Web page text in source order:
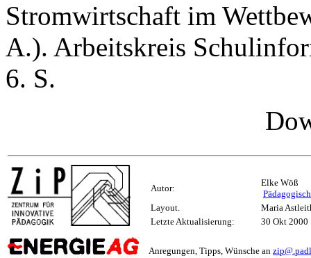
Stromwirtschaft im
A.). Arbeitskreis
6. S.
Autor:
Elke Wöß
Layout.
Maria
Letzte Aktualisierung:
30 Okt 2000
Anregungen, Tipps, Wünsche an